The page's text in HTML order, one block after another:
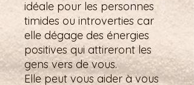
idéale pour les personnes
timides ou introverties car
elle dégage des énergies
positives qui attireront les
gens vers de vous.
Elle peut vous aider à vous